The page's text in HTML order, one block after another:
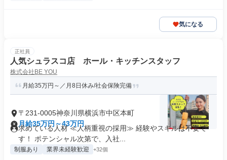
気になる
正社員
人気シュラスコ店 ホール・キッチンスタッフ
株式会社BE YOU
月給35万円～／月8日休み/社会保険完備
〒231-0005神奈川県横浜市中区本町
月給35万円～43万円
求めている人材 ≪人柄重視の採用≫ 経験やスキルは不要で
す！ ポテンシャル次第で、入社...
制服あり 業界未経験歓迎 +32個